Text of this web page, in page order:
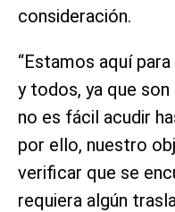
consideración.
“Estamos aquí
y todos, ya que son
no es fácil acudir
por ello, nuestro
verificar que se
requiera algún